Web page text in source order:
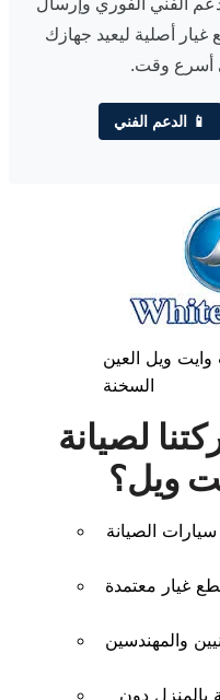
الفني الفوري وإرسال
أصلية ليعيد جهازك
أسرع وقت.
📱 الدعم الفني
ويل العين
السخنة
لصيانة
ويل؟
الصيانة
غيار معتمدة
والمهندسين
بالمنزل دون